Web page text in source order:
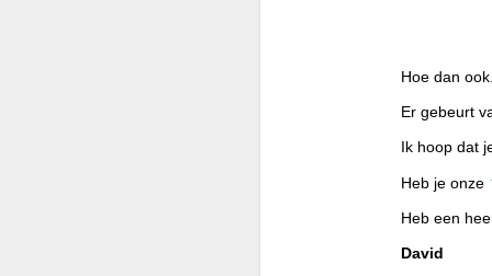
Hoe dan
Er gebeurt
Ik hoop dat
Heb je onze
Heb een
David